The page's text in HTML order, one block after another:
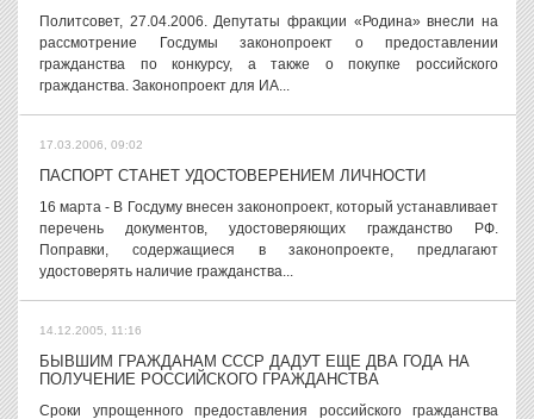
Политсовет, 27.04.2006. Депутаты фракции «Родина» внесли на
рассмотрение Госдумы законопроект о предоставлении
гражданства по конкурсу, а также о покупке российского
гражданства. Законопроект для ИА...
17.03.2006, 09:02
ПАСПОРТ СТАНЕТ УДОСТОВЕРЕНИЕМ ЛИЧНОСТИ
16 марта - В Госдуму внесен законопроект, который устанавливает
перечень документов, удостоверяющих гражданство РФ.
Поправки, содержащиеся в законопроекте, предлагают
удостоверять наличие гражданства...
14.12.2005, 11:16
БЫВШИМ ГРАЖДАНАМ СССР ДАДУТ ЕЩЕ ДВА ГОДА НА
ПОЛУЧЕНИЕ РОССИЙСКОГО ГРАЖДАНСТВА
Сроки упрощенного предоставления российского гражданства